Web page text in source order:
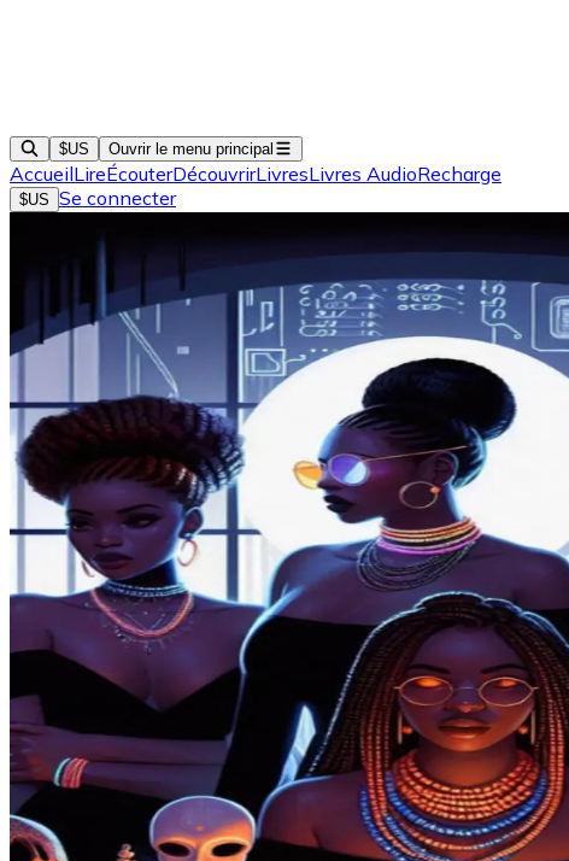
$US Ouvrir le menu principal
AccueilLireÉcouterDécouvrirLivresLivres AudioRecharge
$US Se connecter